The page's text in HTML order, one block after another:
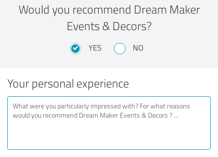
Would you recommend Dream Maker
Events & Decors?
YES NO
Your personal experience